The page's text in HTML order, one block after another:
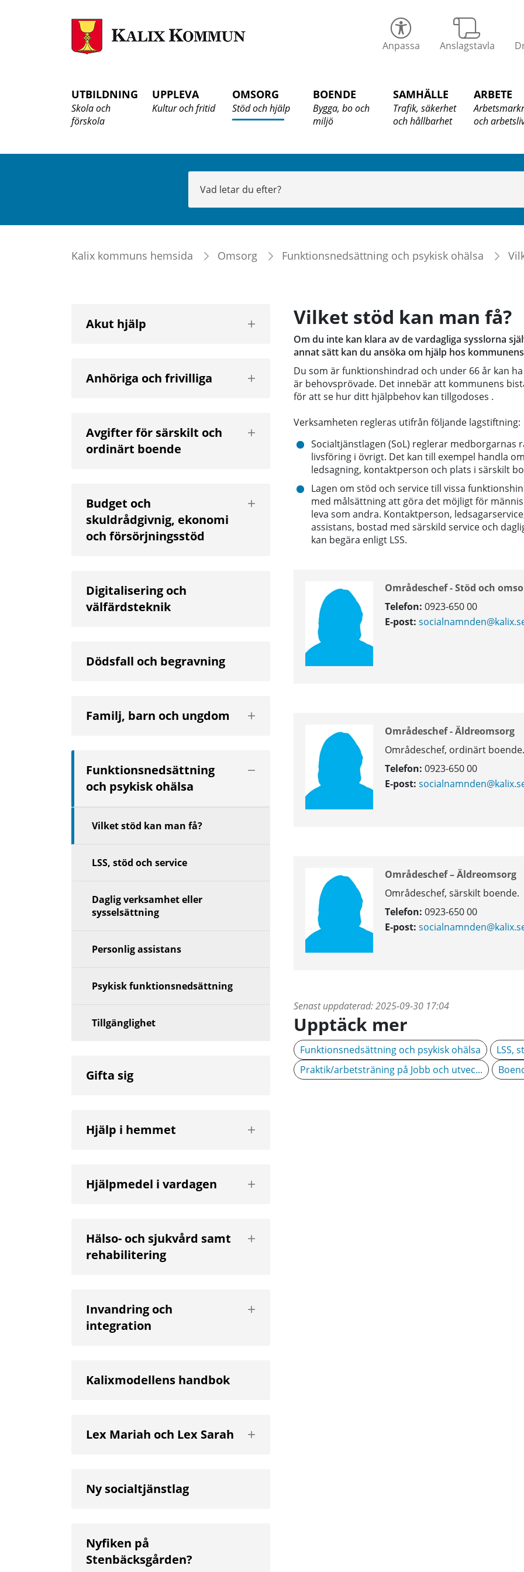
Anpassa Anslagstavla
UTBILDNING
Skola och
förskola
UPPLEVA
Kultur och fritid
OMSORG
Stöd och hjälp
BOENDE
Bygga, bo och
miljö
SAMHÄLLE
Trafik, säkerhet
och hållbarhet
ARBETE
och
Kalix kommuns hemsida Omsorg Funktionsnedsättning och psykisk ohälsa
Vilket stöd kan man få?
Om du inte kan klara av de vardagliga sysslorna
annat sätt kan du ansöka om hjälp hos
Du som är funktionshindrad och under 66 år kan
är behovsprövade. Det innebär att kommunens
för att se hur ditt hjälpbehov kan tillgodoses .
Verksamheten regleras utifrån följande lagstiftning:
Socialtjänstlagen (SoL) reglerar
livsföring i övrigt. Det kan till exempel handla
ledsagning, kontaktperson och plats i särskilt
Lagen om stöd och service till vissa
med målsättning att göra det möjligt för
leva som andra. Kontaktperson,
assistans, bostad med särskild service och
kan begära enligt LSS.
Områdeschef - Stöd och
Telefon: 0923-650 00
E-post:
Områdeschef - Äldreomsorg
Områdeschef, ordinärt
Telefon: 0923-650 00
E-post:
Områdeschef – Äldreomsorg
Områdeschef, särskilt boende.
Telefon: 0923-650 00
E-post:
Senast uppdaterad:2025-09-30 17:04
Upptäck mer
Funktionsnedsättning och psykisk ohälsa
LSS,
Praktik/arbetsträning på Jobb och utvec...
Akut hjälp
Visa
nästa
Anhöriga och frivilliga
Visa
nästa
Avgifter för särskilt och
ordinärt boende
Visa
nästa
Budget och
skuldrådgivnig, ekonomi
och försörjningsstöd
Visa
nästa
Digitalisering och
välfärdsteknik
Dödsfall och begravning
Familj, barn och ungdom
Visa
nästa
Funktionsnedsättning
och psykisk ohälsa
Vilket stöd kan man få?
LSS, stöd och service
Daglig verksamhet eller
sysselsättning
Personlig assistans
Psykisk funktionsnedsättning
Tillgänglighet
Gifta sig
Hjälp i hemmet
Visa
nästa
Hjälpmedel i vardagen
Visa
nästa
Hälso- och sjukvård samt
rehabilitering
Visa
nästa
Invandring och
integration
Visa
nästa
Kalixmodellens handbok
Lex Mariah och Lex Sarah
Visa
nästa
Ny socialtjänstlag
Nyfiken på
Stenbäcksgården?